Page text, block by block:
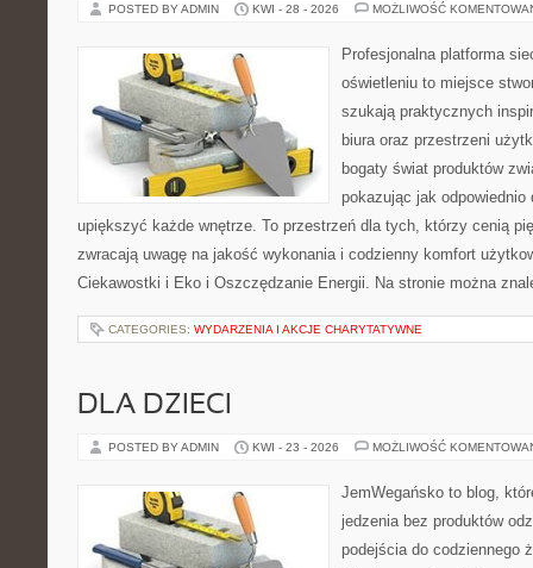
POSTED BY ADMIN KWI - 28 - 2026 MOŻLIWOŚĆ
Profesjonalna platforma
oświetleniu to miejsce
szukają praktycznych
biura oraz przestrzeni
bogaty świat produktów
pokazując jak odpowiednio
upiększyć każde wnętrze. To przestrzeń dla tych, którzy cenią
zwracają uwagę na jakość wykonania i codzienny komfort
Ciekawostki i Eko i Oszczędzanie Energii. Na stronie można
CATEGORIES: WYDARZENIA I AKCJE CHARYTATYWNE
DLA DZIECI
POSTED BY ADMIN KWI - 23 - 2026 MOŻLIWOŚĆ
JemWegańsko to blog,
jedzenia bez produktów
podejścia do codziennego